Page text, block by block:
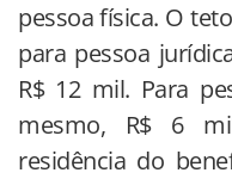
pessoa física. O
para pessoa
R$ 12 mil. Para
mesmo, R$ 6
residência do